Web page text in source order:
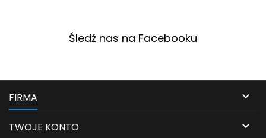
językowych. Ponad 1000
Śledź nas na Facebooku
FIRMA 
TWOJE KONTO 